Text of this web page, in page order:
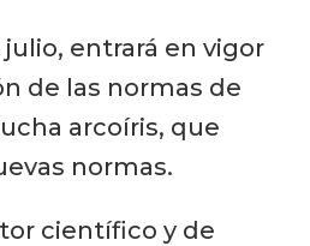
entrará en vigor
de las normas de
arcoíris, que
normas.
científico y de